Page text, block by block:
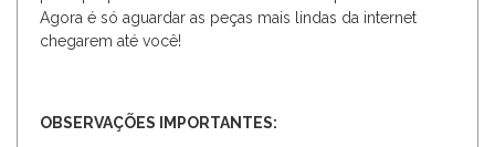
Agora é só aguardar as peças mais lindas da internet
chegarem até você!
OBSERVAÇÕES IMPORTANTES: